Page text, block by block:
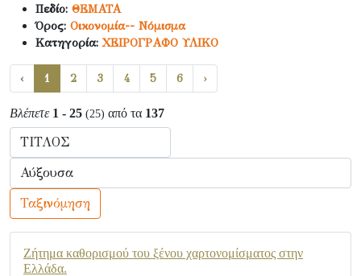
Πεδίο: ΘΕΜΑΤΑ
Όρος: Οικονομία-- Νόμισμα
Κατηγορία:ΧΕΙΡΟΓΡΑΦΟ ΥΛΙΚΟ
‹ 1 2 3 4 5 6 ›
Βλέπετε 1 - 25 (25) από τα 137
Ταξινόμηση
Ζήτημα καθορισμού του ξένου χαρτονομίσματος στην
Ελλάδα.